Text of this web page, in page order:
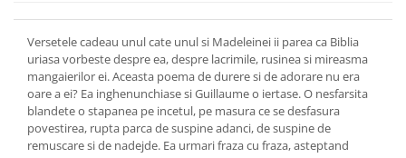
Versetele cadeau unul cate unul si Madeleinei ii parea ca Biblia
uriasa vorbeste despre ea, despre lacrimile, rusinea si mireasma
mangaierilor ei. Aceasta poema de durere si de adorare nu era
oare a ei? Ea inghenunchiase si Guillaume o iertase. O nesfarsita
blandete o stapanea pe incetul, pe masura ce se desfasura
povestirea, rupta parca de suspine adanci, de suspine de
remuscare si de nadejde. Ea urmari fraza cu fraza, asteptand